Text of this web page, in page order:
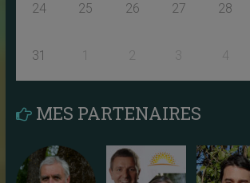
24 25 26 27 28
31 1 3 4
MES PARTENAIRES